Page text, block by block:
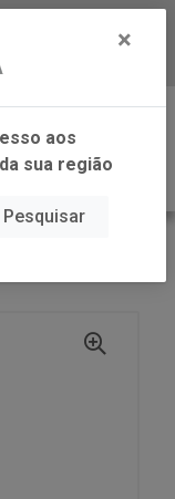
já nosso APP
0
×
aos
sua região
Pesquisar